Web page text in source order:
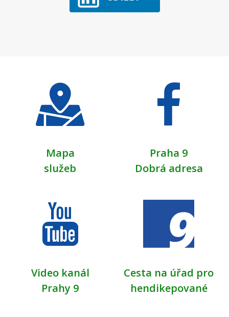
Mapa
služeb
Praha 9
Dobrá adresa
Video kanál
Prahy 9
Cesta na úřad pro
hendikepované